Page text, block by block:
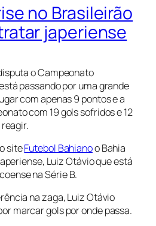
no Brasileirão
japeriense
o Campeonato
passando por uma grande
com apenas 9 pontos e a
com 19 gols sofridos e 12
siteFutebol Bahianoo Bahia
Luiz Otávio que está
na Série B.
na zaga, Luiz Otávio
marcar gols por onde passa.